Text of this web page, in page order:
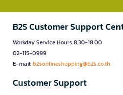
B2S Customer Support
Workday Service Hours 8.30-18.00
02-115-0999
E-mail:b2sonlineshopping@b2s.co.th
Customer Support